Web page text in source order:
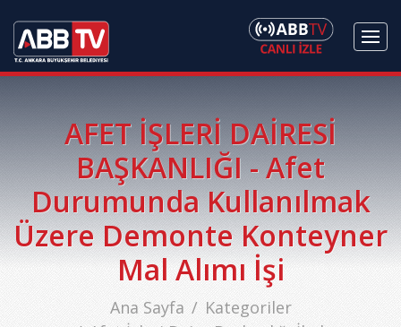
AFET İŞLERİ DAİRESİ
BAŞKANLIĞI - Afet
Durumunda Kullanılmak
Üzere Demonte Konteyner
Mal Alımı İşi
Ana Sayfa
Kategoriler